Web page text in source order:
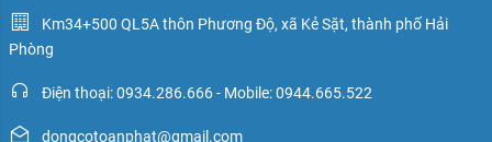
Km34+500 QL5A thôn Phương Độ, xã Kẻ Sặt, thành phố Hải
Phòng
Điện thoại: 0934.286.666 - Mobile: 0944.665.522
dongcotoanphat@gmail.com